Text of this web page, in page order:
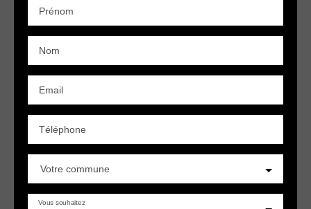
Prénom
Nom
Email
Téléphone
Votre commune
Vous souhaitez